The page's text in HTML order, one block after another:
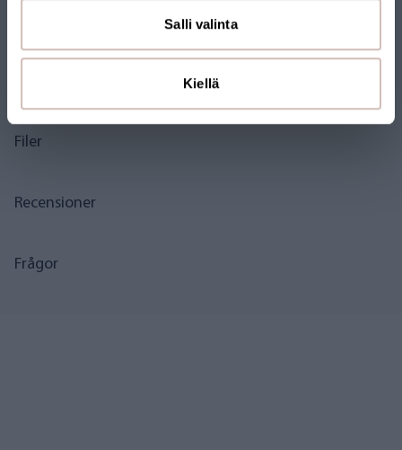
Salli valinta
Kiellä
vattenledningarna och filterhusen för att förhindra frostskador.
Stäng vattentillförseln före tömning.
Filer
Recensioner
Frågor